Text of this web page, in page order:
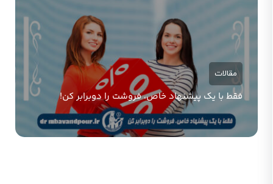
مقالات
فقط با یک پیشنهاد خاص، فروشت را دوبرابر کن!